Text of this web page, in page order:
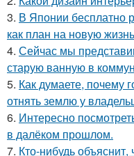
3. В Японии бесплатно
как план на новую
4. Сейчас мы
старую ванную в
5. Как думаете, почему
отнять землю у
6. Интересно
в далёком прошлом.
7. Кто-нибудь объяснит,